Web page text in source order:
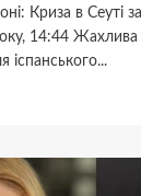
Криза в Сеуті
14:44 Жахлива
іспанського...